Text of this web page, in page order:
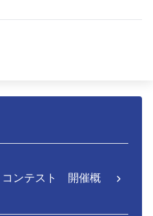
コンテスト 開催概